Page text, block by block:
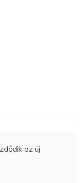
az új